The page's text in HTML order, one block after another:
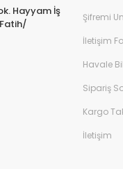
Hayyam İş
Fatih/
Şifremi
İletişim
Havale
Sipariş
Kargo
İletişim